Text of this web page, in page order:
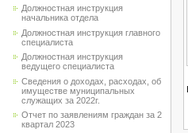
Должностная инструкция
начальника отдела
Должностная инструкция главного
специалиста
Должностная инструкция
ведущего специалиста
Сведения о доходах, расходах, об
имуществе муниципальных
служащих за 2022г.
Отчет по заявлениям граждан за 2
квартал 2023